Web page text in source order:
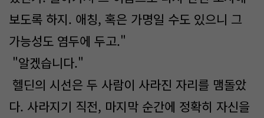
보도록 하지. 애칭, 혹은 가명일 수도 있으니 그
가능성도 염두에 두고."
"알겠습니다."
헬딘의 시선은 두 사람이 사라진 자리를 맴돌았
다. 사라지기 직전, 마지막 순간에 정확히 자신을